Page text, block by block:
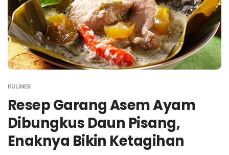
KULINER
Resep Garang Asem Ayam
Dibungkus Daun Pisang,
Enaknya Bikin Ketagihan